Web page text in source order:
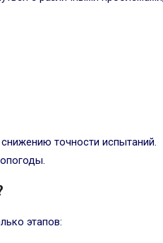
точности испытаний.
этапов: